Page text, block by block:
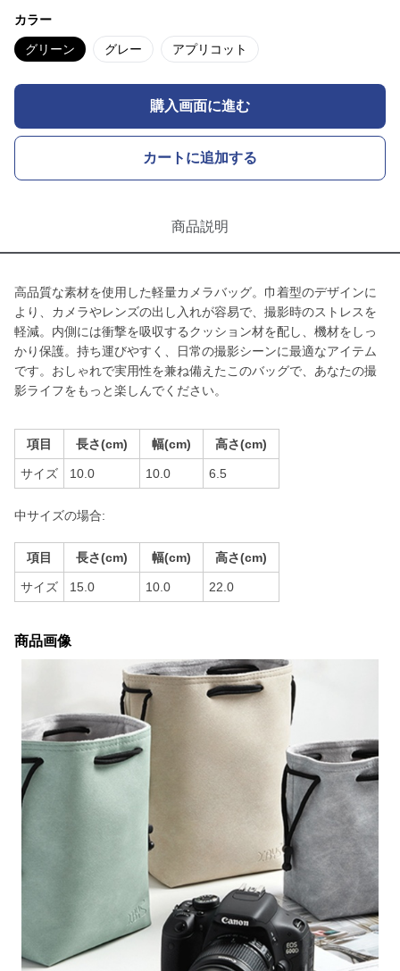
カラー
グリーン グレー アプリコット
購入画面に進む
カートに追加する
商品説明
高品質な素材を使用した軽量カメラバッグ。巾着型のデザインに
より、カメラやレンズの出し入れが容易で、撮影時のストレスを
軽減。内側には衝撃を吸収するクッション材を配し、機材をしっ
かり保護。持ち運びやすく、日常の撮影シーンに最適なアイテム
です。おしゃれで実用性を兼ね備えたこのバッグで、あなたの撮
影ライフをもっと楽しんでください。
項目 長さ(cm) 幅(cm) 高さ(cm)
サイズ 10.0 10.0 6.5
中サイズの場合:
項目 長さ(cm) 幅(cm) 高さ(cm)
サイズ 15.0 10.0 22.0
商品画像